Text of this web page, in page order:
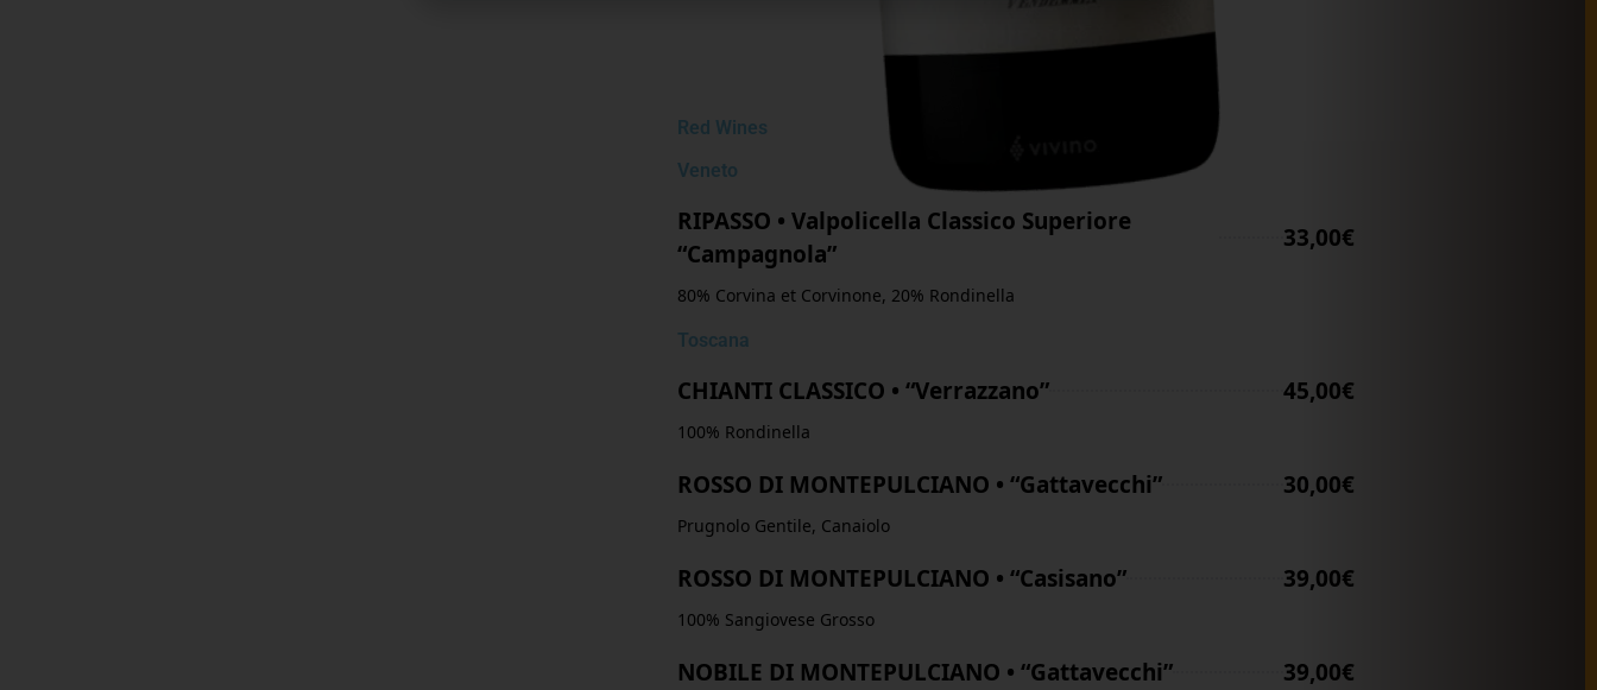
Red Wines
Veneto
RIPASSO • Valpolicella Classico Superiore
“Campagnola”
33,00€
80% Corvina et Corvinone, 20% Rondinella
Toscana
CHIANTI CLASSICO • “Verrazzano” 45,00€
100% Rondinella
ROSSO DI MONTEPULCIANO • “Gattavecchi” 30,00€
Prugnolo Gentile, Canaiolo
ROSSO DI MONTEPULCIANO • “Casisano” 39,00€
100% Sangiovese Grosso
NOBILE DI MONTEPULCIANO • “Gattavecchi” 39,00€